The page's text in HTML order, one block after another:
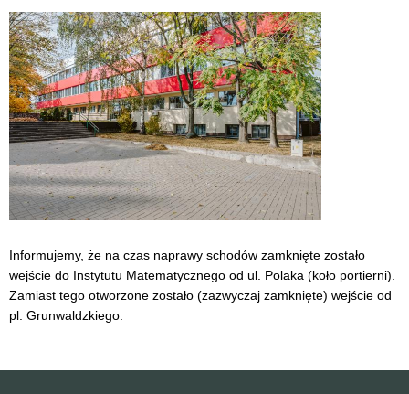
Informujemy, że na czas naprawy schodów zamknięte zostało
wejście do Instytutu Matematycznego od ul. Polaka (koło portierni).
Zamiast tego otworzone zostało (zazwyczaj zamknięte) wejście od
pl. Grunwaldzkiego.